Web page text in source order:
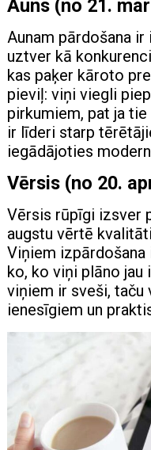
Auns (no 21.
Aunam pārdošana
uztver kā
kas paķer kāroto
pieviļ: viņi viegli
pirkumiem, pat ja
ir līderi starp
iegādājoties
Vērsis (no 20.
Vērsis rūpīgi izsver
augstu vērtē
Viņiem
ko, ko viņi plāno jau
viņiem ir sveši, taču
ienesīgiem un